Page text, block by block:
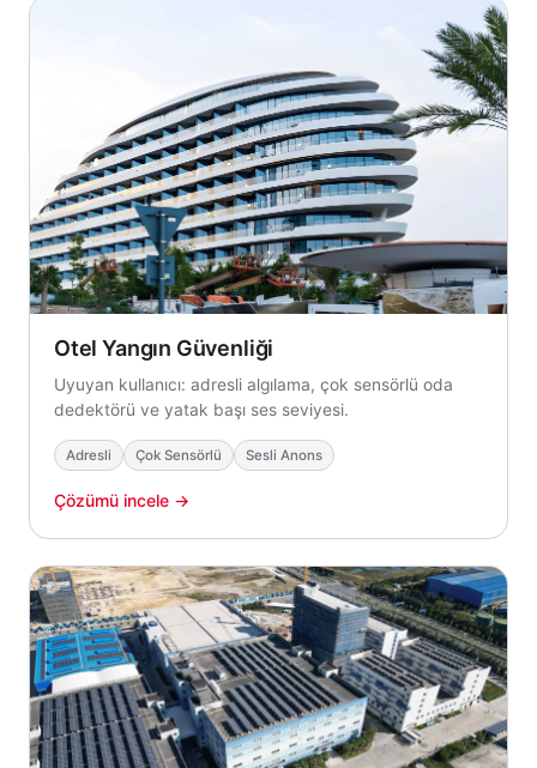
Otel Yangın Güvenliği
Uyuyan kullanıcı: adresli algılama, çok sensörlü oda
dedektörü ve yatak başı ses seviyesi.
Adresli Çok Sensörlü Sesli Anons
Çözümü incele →